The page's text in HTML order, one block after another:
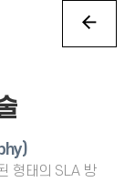
형태의 SLA 방